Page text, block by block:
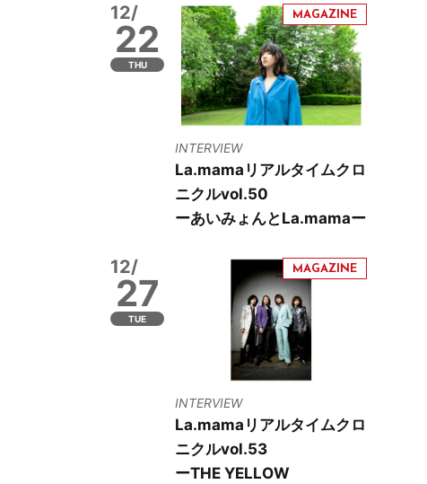
12/
22
THU
INTERVIEW
La.mamaリアルタイムクロ
ニクルvol.50
ーあいみょんとLa.mamaー
12/
27
TUE
INTERVIEW
La.mamaリアルタイムクロ
ニクルvol.53
ーTHE YELLOW